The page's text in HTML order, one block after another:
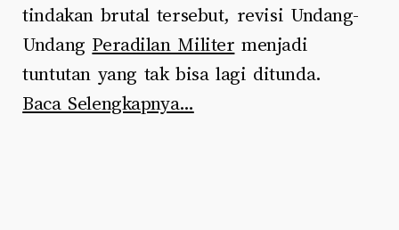
tindakan brutal tersebut, revisi Undang-
Undang Peradilan Militer menjadi
tuntutan yang tak bisa lagi ditunda.
Baca Selengkapnya…